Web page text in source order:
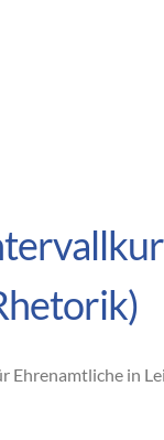
Ehrenamtliche in